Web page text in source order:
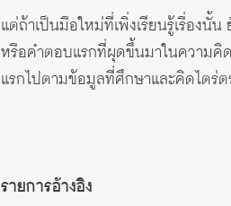
แต่ถ้าเป็นมือใหม่ที่เพิ่งเรียนรู้เรื่อง
หรือคำตอบแรกที่ผุดขึ้นมาในความคิ
แรกไปตามข้อมูลที่ศึกษาและคิดไตร่
รายการอ้างอิง